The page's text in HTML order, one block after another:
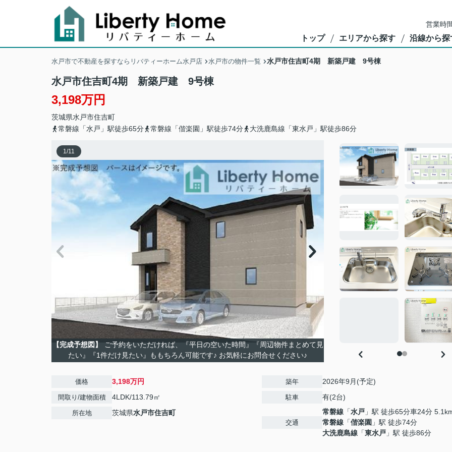
営業時
トップ エリアから探す 沿線から探
水戸市で不動産を探すならリバティーホーム水戸店 水戸市の物件一覧 水戸市住吉町4期 新築戸建 9号棟
水戸市住吉町4期 新築戸建 9号棟
3,198万円
茨城県水戸市住吉町
常磐線「水戸」駅徒歩65分
常磐線「偕楽園」駅徒歩74分 大洗鹿島線「東水戸」駅徒歩86分
1/11
【完成予想図】
ご予約をいただければ、『平日の空いた時間』『周辺物件まとめて見
たい』『1件だけ見たい』ももちろん可能です♪ お気軽にお問合せください♪
価格 3,198万円
間取り/建物面積 4LDK/113.79㎡
所在地 茨城県水戸市住吉町
築年 2026年9月(予定)
駐車 有(2台)
交通
常磐線 「水戸 」駅 徒歩65分車24分
常磐線 「偕楽園 」駅 徒歩74分
大洗鹿島線 「東水戸 」駅 徒歩86分